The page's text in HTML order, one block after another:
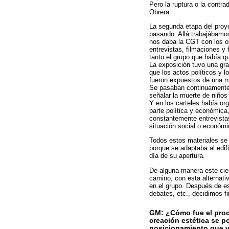
Pero la ruptura o la
Obrera.
La segunda etapa del
pasando. Allá
nos daba la CGT con los
entrevistas, filmaciones y
tanto el grupo que había
La exposición tuvo una
que los actos políticos y
fueron expuestos de una
Se pasaban
señalar la muerte de
Y en los carteles había
parte política y
constantemente
situación social o
Todos estos materiales
porque se adaptaba al
día de su apertura.
De alguna manera este
camino, con esta
en el grupo. Después de
debates, etc., decidimos
GM: ¿Cómo fue el
creación estética se